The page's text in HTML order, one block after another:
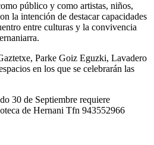
público y como artistas, niños,
la intención de destacar capacidades
entre culturas y la convivencia
Parke Goiz Eguzki, Lavadero
en los que se celebrarán las
30 de Septiembre requiere
de Hernani Tfn 943552966